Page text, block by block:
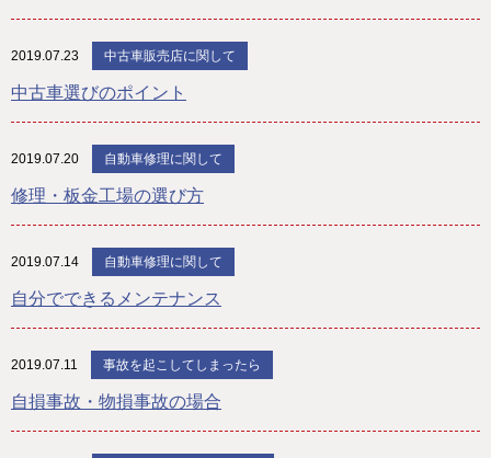
2019.07.23 中古車販売店に関して
中古車選びのポイント
2019.07.20 自動車修理に関して
修理・板金工場の選び方
2019.07.14 自動車修理に関して
自分でできるメンテナンス
2019.07.11 事故を起こしてしまったら
自損事故・物損事故の場合